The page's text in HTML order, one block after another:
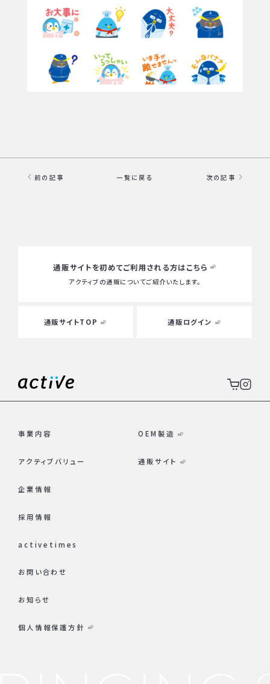
前の記事 一覧に戻る 次の記事
通販サイトを初めてご利用される方はこちら
アクティブの通販についてご紹介いたします。
通販サイトTOP 通販ログイン
事業内容
アクティブバリュー
企業情報
採用情報
activetimes
お問い合わせ
お知らせ
個人情報保護方針
OEM製造
通販サイト